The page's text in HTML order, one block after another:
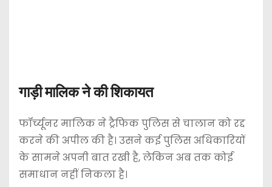
गाड़ी मालिक ने की शिकायत
फॉर्च्यूनर मालिक ने ट्रैफिक पुलिस से चालान को रद्द
करने की अपील की है। उसने कई पुलिस अधिकारियों
के सामने अपनी बात रखी है, लेकिन अब तक कोई
समाधान नहीं निकला है।